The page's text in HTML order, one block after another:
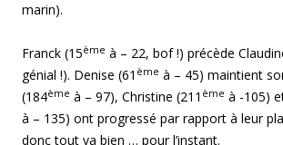
marin).
Franck (15ème à – 22, bof !) précède
génial !). Denise (61 ème à – 45) maintient
(184ème à – 97), Christine (211 ème à -105)
à – 135) ont progressé par rapport à leur
donc tout va bien … pour l’instant.